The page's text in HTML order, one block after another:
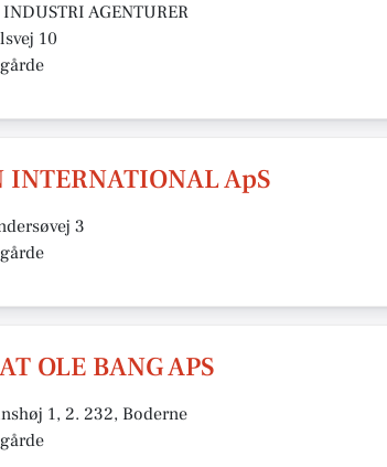
AGENTURER
10
INTERNATIONAL ApS
3
OLE BANG APS
1, 2. 232, Boderne